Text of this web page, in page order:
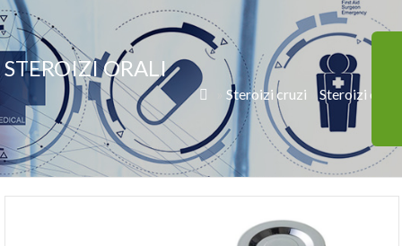
STEROIZI ORALI
 Steroizi cruzi »Steroizi orali